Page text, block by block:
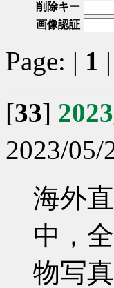
削除キー
画像認証
Page: | 1 |
[33]
2023/
海外
中，
物写